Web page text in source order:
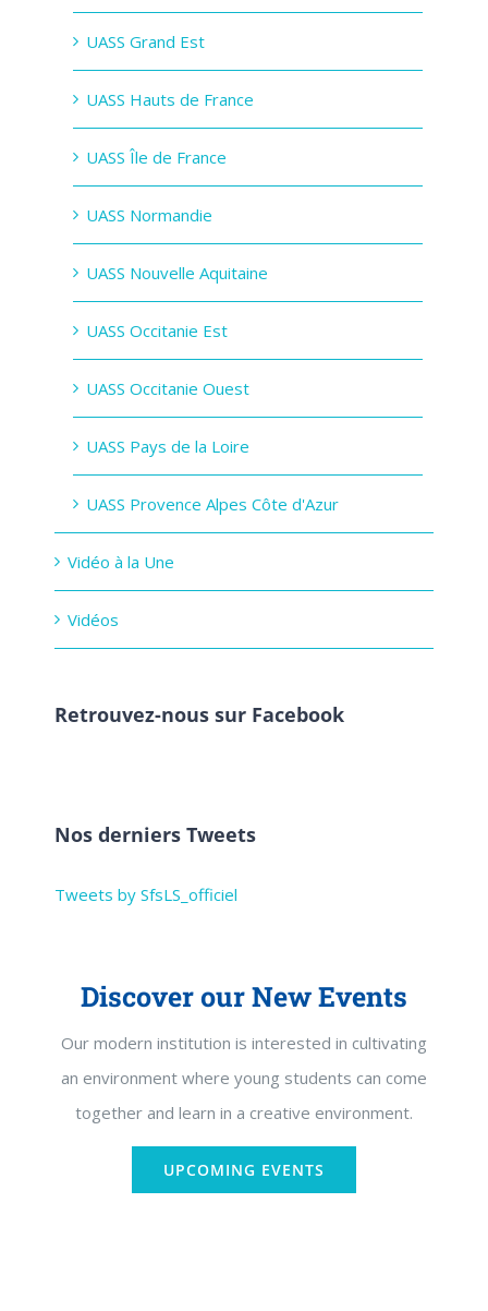
UASS Grand Est
UASS Hauts de France
UASS Île de France
UASS Normandie
UASS Nouvelle Aquitaine
UASS Occitanie Est
UASS Occitanie Ouest
UASS Pays de la Loire
UASS Provence Alpes Côte d'Azur
Vidéo à la Une
Vidéos
Retrouvez-nous sur Facebook
Nos derniers Tweets
Tweets by SfsLS_officiel
Discover our New Events
Our modern institution is interested in cultivating
an environment where young students can come
together and learn in a creative environment.
UPCOMING EVENTS